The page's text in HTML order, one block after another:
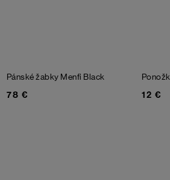
Pánské žabky Menfi Black
78 € 12 €